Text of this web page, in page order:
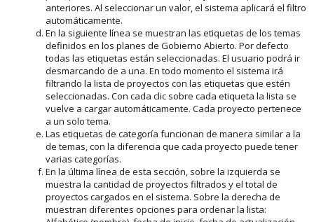
anteriores. Al seleccionar un valor, el sistema aplicará el filtro
automáticamente.
En la siguiente línea se muestran las etiquetas de los temas
definidos en los planes de Gobierno Abierto. Por defecto
todas las etiquetas están seleccionadas. El usuario podrá ir
desmarcando de a una. En todo momento el sistema irá
filtrando la lista de proyectos con las etiquetas que estén
seleccionadas. Con cada clic sobre cada etiqueta la lista se
vuelve a cargar automáticamente. Cada proyecto pertenece
a un solo tema.
Las etiquetas de categoría funcionan de manera similar a la
de temas, con la diferencia que cada proyecto puede tener
varias categorías.
En la última línea de esta sección, sobre la izquierda se
muestra la cantidad de proyectos filtrados y el total de
proyectos cargados en el sistema. Sobre la derecha de
muestran diferentes opciones para ordenar la lista: